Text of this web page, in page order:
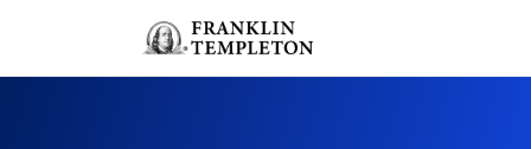
Header menu toggle
Ouverture de session